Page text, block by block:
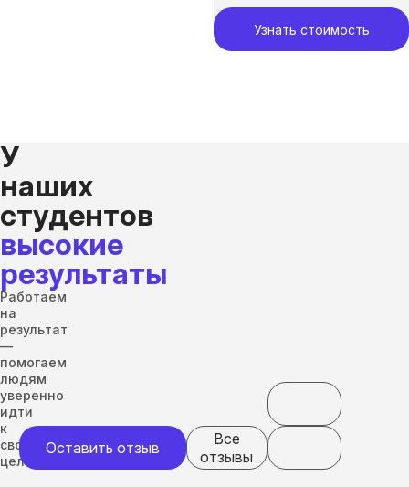
Узнать стоимость
У
наших
студентов
высокие
результаты
Работаем
на
результат
—
помогаем
людям
уверенно
идти
к
своим
целям
Оставить отзыв
Все
отзывы